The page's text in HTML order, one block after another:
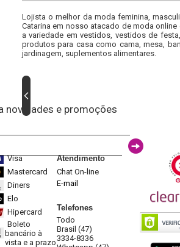
Lojista o melhor da moda feminina,
Catarina em nosso atacado de moda
a variedade em vestidos, vestidos de
produtos para casa como cama, mesa,
jardinagem, suplementos alimentares.
novidades e promoções
Visa
Mastercard
Diners
Elo
Hipercard
Boleto
bancário à
vista e a prazo
Atendimento
Chat On-line
E-mail
Telefones
Todo
Brasil (47)
3334-8336